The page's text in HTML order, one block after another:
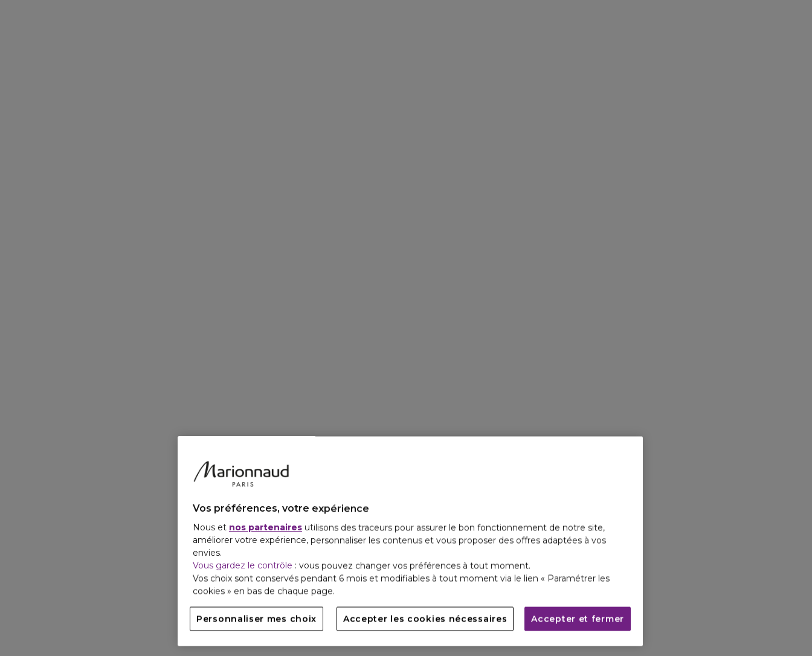
Vos préférences, votre expérience
Nous et nos partenaires utilisons des traceurs pour assurer le bon fonctionnement de notre site,
améliorer votre expérience, personnaliser les contenus et vous proposer des offres adaptées à vos
envies.
Vous gardez le contrôle : vous pouvez changer vos préférences à tout moment.
Vos choix sont conservés pendant 6 mois et modifiables à tout moment via le lien « Paramétrer les
cookies » en bas de chaque page.
Personnaliser mes choix Accepter les cookies nécessaires Accepter et fermer